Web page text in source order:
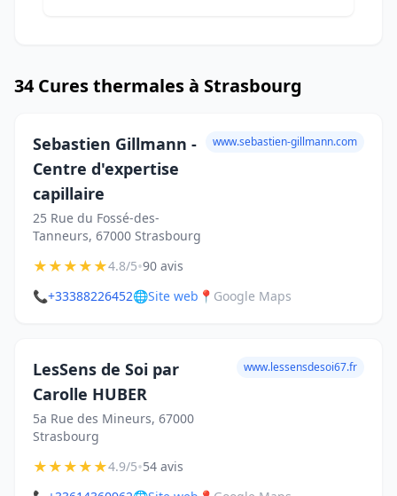
34 Cures thermales à Strasbourg
Sebastien Gillmann -
Centre d'expertise
capillaire
25 Rue du Fossé-des-
Tanneurs, 67000 Strasbourg
www.sebastien-gillmann.com
★★★★★4.8/5•90 avis
📞+33388226452🌐Site web 📍 Google Maps
LesSens de Soi par
Carolle HUBER
5a Rue des Mineurs, 67000
Strasbourg
www.lessensdesoi67.fr
★★★★★4.9/5•54 avis